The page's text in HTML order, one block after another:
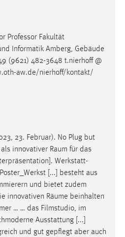
Professor Fakultät
Informatik Amberg, Gebäude
(9621) 482-3648 t.nierhoff @
aw.de/nierhoff/kontakt/
23. Februar). No Plug but
innovativer Raum für das
Werkstatt-
[...] besteht aus
und bietet zudem
innovativen Räume beinhalten
… … das Filmstudio, im
Ausstattung [...]
und gut gepflegt aber auch
Werbung anzuzeigen.
Besucher über Websites